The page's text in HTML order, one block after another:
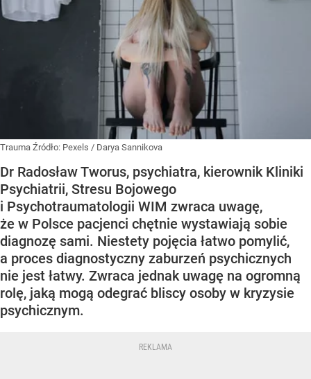
Trauma Źródło: Pexels / Darya Sannikova
Dr Radosław Tworus, psychiatra, kierownik Kliniki
Psychiatrii, Stresu Bojowego
i Psychotraumatologii WIM zwraca uwagę,
że w Polsce pacjenci chętnie wystawiają sobie
diagnozę sami. Niestety pojęcia łatwo pomylić,
a proces diagnostyczny zaburzeń psychicznych
nie jest łatwy. Zwraca jednak uwagę na ogromną
rolę, jaką mogą odegrać bliscy osoby w kryzysie
psychicznym.